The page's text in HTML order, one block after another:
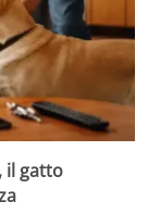
il gatto